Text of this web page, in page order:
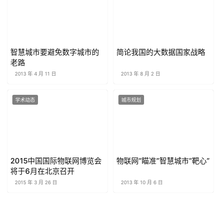
智慧城市要避免数字城市的
老路
2013 年 4 月 11 日
简论我国的大数据国家战略
2013 年 8 月 2 日
学术动态
2015中国国际物联网博览会
将于6月在北京召开
2015 年 3 月 26 日
城市规划
物联网“瞄准”智慧城市“靶心”
2013 年 10 月 6 日